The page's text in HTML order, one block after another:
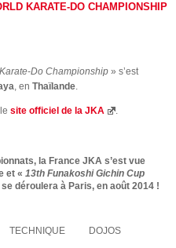
KARATE-DO CHAMPIONSHIP
Do Championship » s’est
, en Thaïlande.
site officiel de la JKA .
la France JKA s’est vue
et « 13th Funakoshi Gichin Cup
se déroulera à Paris, en août 2014 !
TECHNIQUE DOJOS